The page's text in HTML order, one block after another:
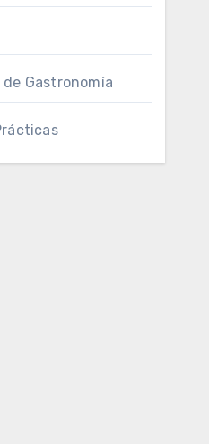
Gastronomía